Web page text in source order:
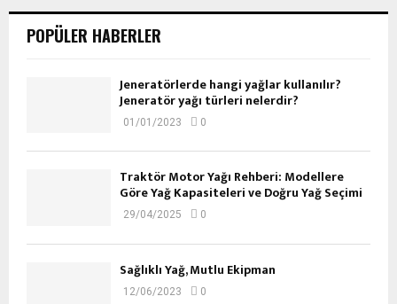
POPÜLER HABERLER
Jeneratörlerde hangi yağlar kullanılır?
Jeneratör yağı türleri nelerdir?
01/01/2023 0
Traktör Motor Yağı Rehberi: Modellere
Göre Yağ Kapasiteleri ve Doğru Yağ Seçimi
29/04/2025 0
Sağlıklı Yağ, Mutlu Ekipman
12/06/2023 0